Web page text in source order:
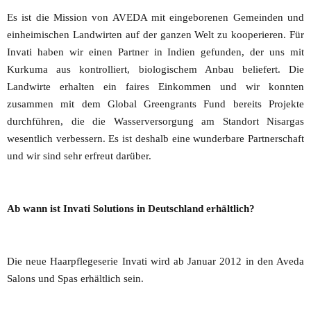
Es ist die Mission von AVEDA mit eingeborenen Gemeinden und
einheimischen Landwirten auf der ganzen Welt zu kooperieren. Für
Invati haben wir einen Partner in Indien gefunden, der uns mit
Kurkuma aus kontrolliert, biologischem Anbau beliefert. Die
Landwirte erhalten ein faires Einkommen und wir konnten
zusammen mit dem Global Greengrants Fund bereits Projekte
durchführen, die die Wasserversorgung am Standort Nisargas
wesentlich verbessern. Es ist deshalb eine wunderbare Partnerschaft
und wir sind sehr erfreut darüber.
Ab wann ist Invati Solutions in Deutschland erhältlich?
Die neue Haarpflegeserie Invati wird ab Januar 2012 in den Aveda
Salons und Spas erhältlich sein.